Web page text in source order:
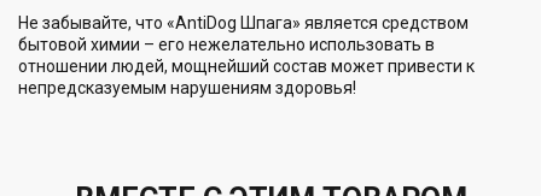
Не забывайте, что «AntiDog Шпага» является средством
бытовой химии – его нежелательно использовать в
отношении людей, мощнейший состав может привести к
непредсказуемым нарушениям здоровья!